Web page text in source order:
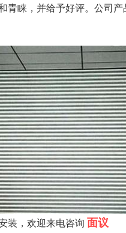
青睐，并给予好评。公司
装，欢迎来电咨询 面议